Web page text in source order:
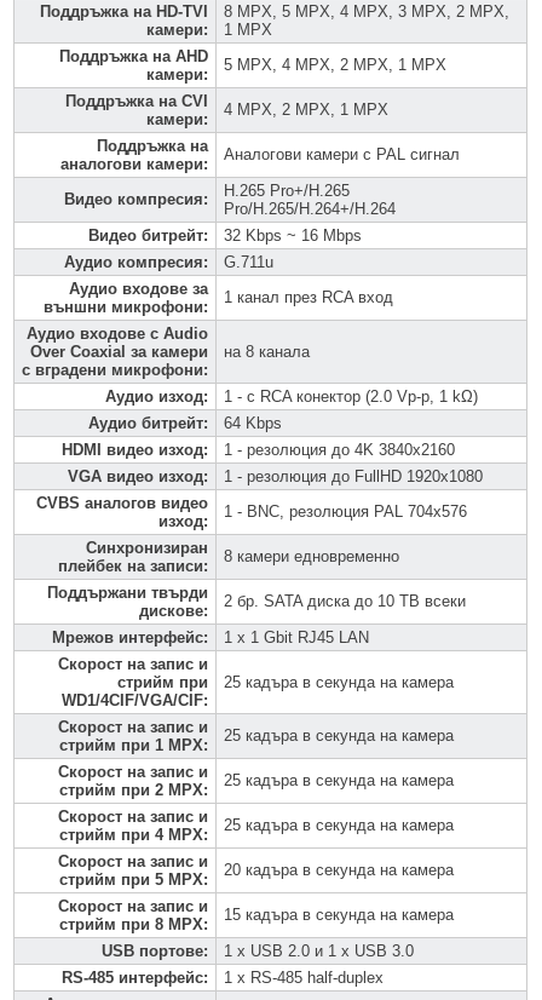
Поддръжка на HD-TVI
камери:
8 MPX, 5 MPX, 4 MPX, 3 MPX, 2 MPX,
1 MPX
Поддръжка на AHD
камери:
5 MPX, 4 MPX, 2 MPX, 1 MPX
Поддръжка на CVI
камери:
4 MPX, 2 MPX, 1 MPX
Поддръжка на
аналогови камери:
Аналогови камери с PAL сигнал
Видео компресия:
H.265 Pro+/H.265
Pro/H.265/H.264+/H.264
Видео битрейт:
32 Kbps ~ 16 Mbps
Аудио компресия:
G.711u
Аудио входове за
външни микрофони:
1 канал през RCA вход
Аудио входове с Audio
Over Coaxial за камери
с вградени микрофони:
на 8 канала
Аудио изход:
1 - с RCA конектор (2.0 Vp-p, 1 kΩ)
Аудио битрейт:
64 Kbps
HDMI видео изход:
1 - резолюция до 4K 3840x2160
VGA видео изход:
1 - резолюция до FullHD 1920x1080
CVBS аналогов видео
изход:
1 - BNC, резолюция PAL 704x576
Синхронизиран
плейбек на записи:
8 камери едновременно
Поддържани твърди
дискове:
2 бр. SATA диска до 10 TB всеки
Мрежов интерфейс:
1 x 1 Gbit RJ45 LAN
Скорост на запис и
стрийм при
WD1/4CIF/VGA/CIF:
25 кадъра в секунда на камера
Скорост на запис и
стрийм при 1 MPX:
25 кадъра в секунда на камера
Скорост на запис и
стрийм при 2 MPX:
25 кадъра в секунда на камера
Скорост на запис и
стрийм при 4 MPX:
25 кадъра в секунда на камера
Скорост на запис и
стрийм при 5 MPX:
20 кадъра в секунда на камера
Скорост на запис и
стрийм при 8 MPX:
15 кадъра в секунда на камера
USB портове:
1 x USB 2.0 и 1 x USB 3.0
RS-485 интерфейс:
1 x RS-485 half-duplex